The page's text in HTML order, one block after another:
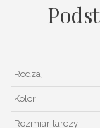
Rodzaj
Kolor
Rozmiar tarczy